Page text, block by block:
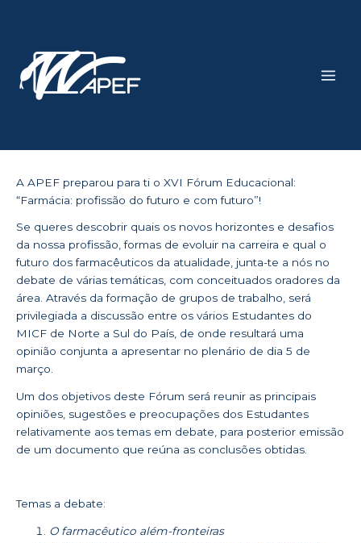
A APEF preparou para ti o XVI Fórum Educacional:
“Farmácia: profissão do futuro e com futuro”!
Se queres descobrir quais os novos horizontes e desafios
da nossa profissão, formas de evoluir na carreira e qual o
futuro dos farmacêuticos da atualidade, junta-te a nós no
debate de várias temáticas, com conceituados oradores da
área. Através da formação de grupos de trabalho, será
privilegiada a discussão entre os vários Estudantes do
MICF de Norte a Sul do País, de onde resultará uma
opinião conjunta a apresentar no plenário de dia 5 de
março.
Um dos objetivos deste Fórum será reunir as principais
opiniões, sugestões e preocupações dos Estudantes
relativamente aos temas em debate, para posterior emissão
de um documento que reúna as conclusões obtidas.
Temas a debate:
O farmacêutico além-fronteiras